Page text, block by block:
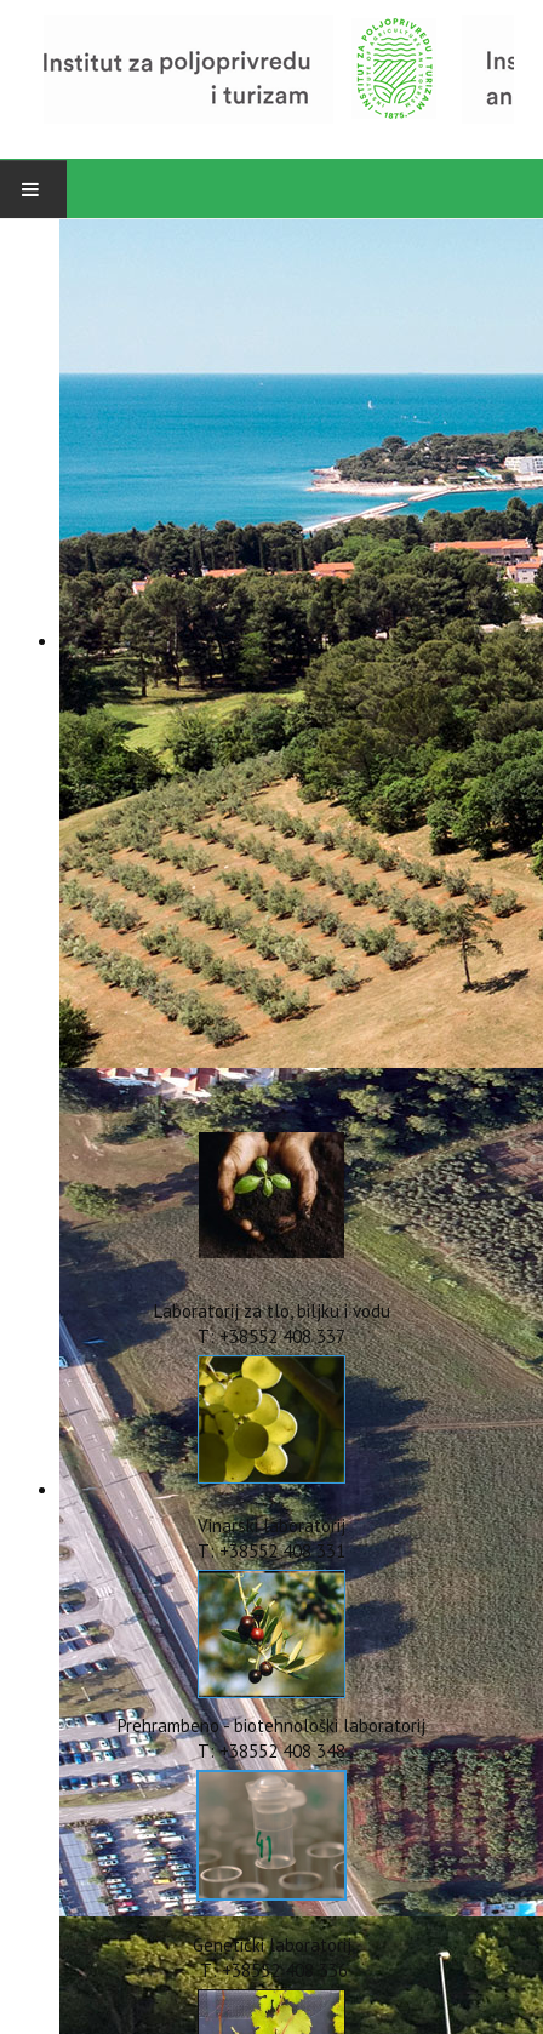
Zavod za poljoprivredu i prehranu
Zavod za ekonomiku i razvoj poljoprivrede
Zavod za turizam
Pokusno poljoprivredno imanje
Zaposlenici
Euraxess
Misija i vizija
Upravno Vijeće
Rad Upravnog vijeća
Znanstveno Vijeće
Rad Znanstvenog vijeća
Etičko povjerenstvo
Etički kodeks
Financiranje
Proračun
Potpore
PROGRAMSKO FINANCIRANJE
Izvještavanje po uredbi
Projekti Instituta
Dialogue4Tourism
REVIVE
WASTEREDUCE
MITOMED+
WINTERMED
CASTWATER
INHERIT
CONSUMLESS PLUS
IstraOILFest
ARHIVA PROJEKATA
IstraECOinclusive
Izdavačka djelatnost
Izbor u znanstvena zvanja
Dokumenti
Statut
Strategija
CIP
Pravo na pristup informacijama
Zaštita osobnih podataka
Godišnji izvještaj
Javna nabava
Natječaji za radna mjesta
Zakonodavni okvir
Akti Instituta
Linkovi
Kontakt
webmail
Popularizacija znanosti
ERASMUS+
HyPro4ST
DIGIAGRI
GreenTea
CIRCOLIVE
Laboratorij za tlo, biljku i vodu
T: +38552 408 337
Vinarski laboratorij
T: +38552 408 331
Prehrambeno - biotehnološki laboratorij
T: +38552 408 348
Genetički laboratorij
T: +38552 408 336